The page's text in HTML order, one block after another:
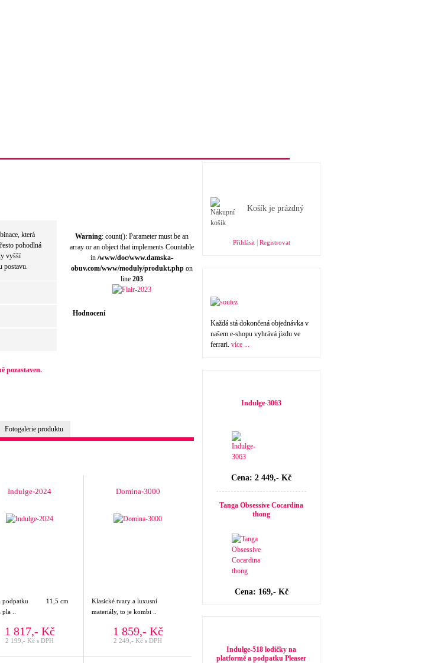
která
pohodlná
vyšší
postavu.
pozastaven.
Warning: count(): Parameter must be an
array or an object that implements Countable
in /www/doc/www.damska-
obuv.com/www/moduly/produkt.php on
line 203
Hodnocení
Fotogalerie produktu
Indulge-2024
podpatku 11,5 cm
..
1 817,- Kč
2 199,- Kč s DPH
Domina-3000
Klasické tvary a luxusní
materiály, to je kombi ..
1 859,- Kč
2 249,- Kč s DPH
Košík je prázdný
Přihlásit| Registrovat
Každá stá dokončená objednávka v
našem e-shopu vyhrává jízdu ve
ferrari. více ...
Indulge-3063
Cena: 2 449,- Kč
Tanga Obsessive Cocardina
thong
Cena: 169,- Kč
Indulge-518 lodičky na
platformě a podpatku Pleaser